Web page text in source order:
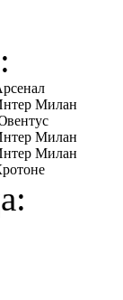
Милан
Милан
Милан